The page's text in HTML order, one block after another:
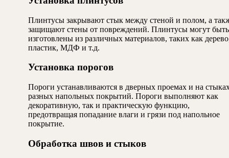
Плинтусы закрывают стык между стеной и полом, а
защищают стены от повреждений. Плинтусы могут быть
изготовлены из различных материалов, таких как
пластик, МДФ и т.д.
Установка порогов
Пороги устанавливаются в дверных проемах и на
разных напольных покрытий. Пороги выполняют как
декоративную, так и практическую функцию,
предотвращая попадание влаги и грязи под напольное
покрытие.
Обработка швов и стыков